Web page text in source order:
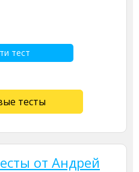
тест
тесты
от Андрей